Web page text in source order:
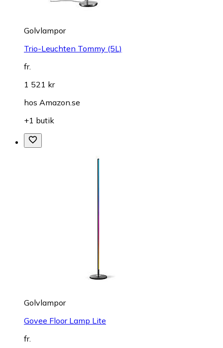
Golvlampor
Trio-Leuchten Tommy (5L)
fr.
1 521 kr
hos Amazon.se
+1 butik
Golvlampor
Govee Floor Lamp Lite
fr.